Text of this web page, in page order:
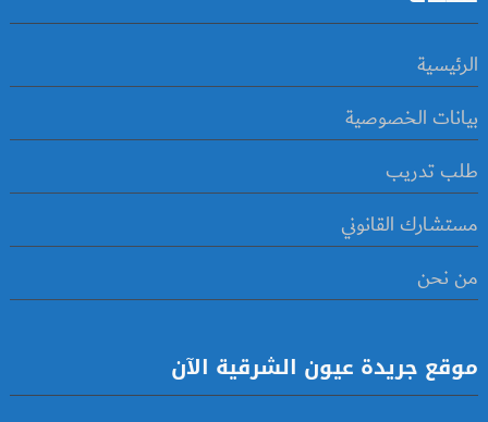
الرئيسية
بيانات الخصوصية
طلب تدريب
مستشارك القانوني
من نحن
موقع جريدة عيون الشرقية الآن